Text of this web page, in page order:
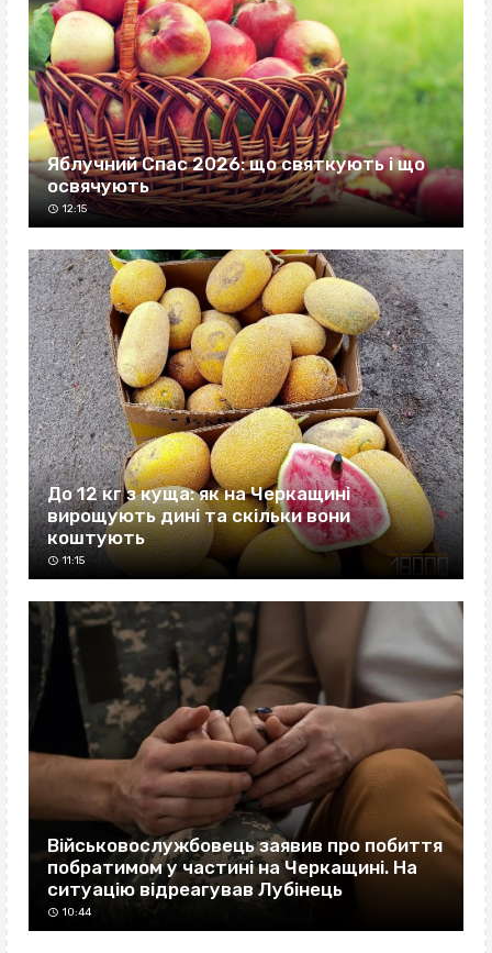
Яблучний Спас 2026: що святкують і що
освячують
12:15
До 12 кг з куща: як на Черкащині
вирощують дині та скільки вони
коштують
11:15
Військовослужбовець заявив про побиття
побратимом у частині на Черкащині. На
ситуацію відреагував Лубінець
10:44